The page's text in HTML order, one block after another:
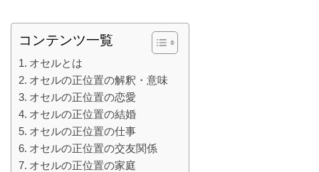
コンテンツ一覧
オセルとは
オセルの正位置の解釈・意味
オセルの正位置の恋愛
オセルの正位置の結婚
オセルの正位置の仕事
オセルの正位置の交友関係
オセルの正位置の家庭